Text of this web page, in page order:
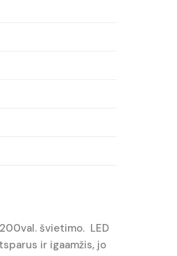
švietimo. LED
ir igaamžis, jo